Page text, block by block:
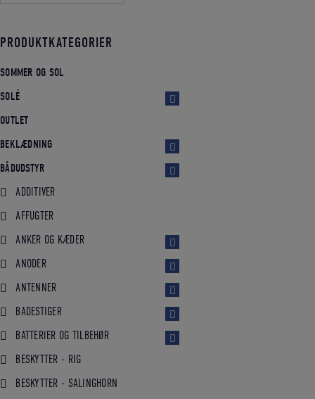
PRODUKTKATEGORIER
SOMMER OG SOL
SOLÉ
OUTLET
BEKLÆDNING
BÅDUDSTYR
ADDITIVER
AFFUGTER
ANKER OG KÆDER
ANODER
ANTENNER
BADESTIGER
BATTERIER OG TILBEHØR
BESKYTTER - RIG
BESKYTTER - SALINGHORN